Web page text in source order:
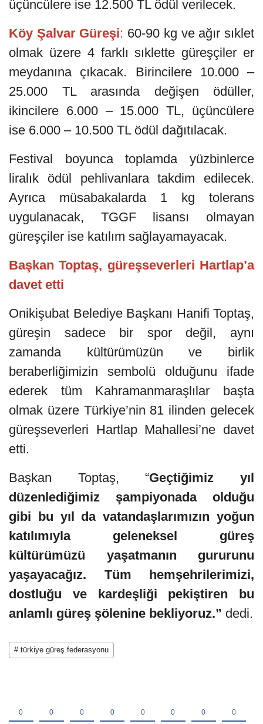
üçüncülere ise 12.500 TL ödül verilecek.
Köy Şalvar Güreşi: 60-90 kg ve ağır sıklet
olmak üzere 4 farklı sıklette güreşçiler er
meydanına çıkacak. Birincilere 10.000 –
25.000 TL arasında değişen ödüller,
ikincilere 6.000 – 15.000 TL, üçüncülere
ise 6.000 – 10.500 TL ödül dağıtılacak.
Festival boyunca toplamda yüzbinlerce
liralık ödül pehlivanlara takdim edilecek.
Ayrıca müsabakalarda 1 kg tolerans
uygulanacak, TGGF lisansı olmayan
güreşçiler ise katılım sağlayamayacak.
Başkan Toptaş, güreşseverleri Hartlap’a
davet etti
Onikişubat Belediye Başkanı Hanifi Toptaş,
güreşin sadece bir spor değil, aynı
zamanda kültürümüzün ve birlik
beraberliğimizin sembolü olduğunu ifade
ederek tüm Kahramanmaraşlılar başta
olmak üzere Türkiye’nin 81 ilinden gelecek
güreşseverleri Hartlap Mahallesi’ne davet
etti.
Başkan Toptaş, “Geçtiğimiz yıl
düzenlediğimiz şampiyonada olduğu
gibi bu yıl da vatandaşlarımızın yoğun
katılımıyla geleneksel güreş
kültürümüzü yaşatmanın gururunu
yaşayacağız. Tüm hemşehrilerimizi,
dostluğu ve kardeşliği pekiştiren bu
anlamlı güreş şölenine bekliyoruz.” dedi.
# türkiye güreş federasyonu